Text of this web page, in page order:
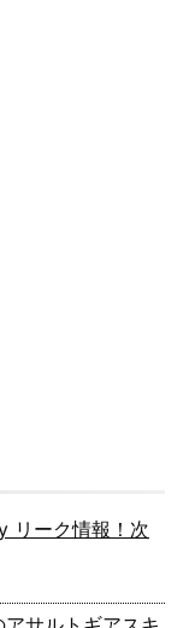
リーク情報！次